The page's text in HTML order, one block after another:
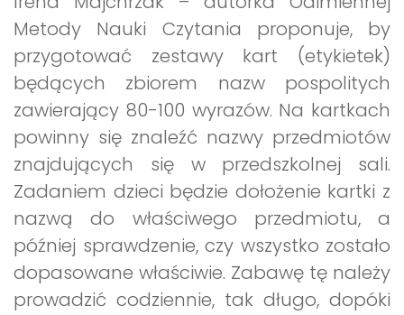
Metody Nauki Czytania proponuje, by
przygotować zestawy kart (etykietek)
będących zbiorem nazw pospolitych
zawierający 80-100 wyrazów. Na kartkach
powinny się znaleźć nazwy przedmiotów
znajdujących się w przedszkolnej sali.
Zadaniem dzieci będzie dołożenie kartki z
nazwą do właściwego przedmiotu, a
później sprawdzenie, czy wszystko zostało
dopasowane właściwie. Zabawę tę należy
prowadzić codziennie, tak długo, dopóki